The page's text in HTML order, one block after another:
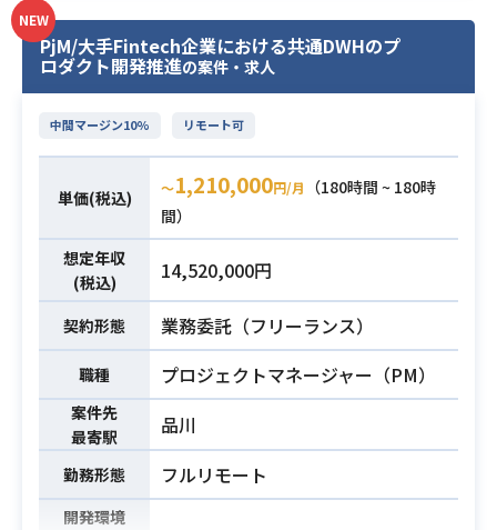
成長を感じながら開発したい方
詳細の情報については面談の際にお
話しさせていただきます！
・ソフトウェアの開発経験（エンジ
・アジャイル開発におけるテスト・Q
A経験
・スマホアプリおよびWebシステム
のテスト経験3年以上
・テスト計画、戦略、設計の経験
・テスト自動化または生成AIを利用
したテスト効率化の経験
業務内容
リにおけるバックエンドエンジニア
を募集いたします！
サービスをさらにグロースしていく
推進していただけるような方を探し
ております。
0→1、1→10の開発において上流か
ら下流まで幅広くご支援いただける
方がマッチいたします。
【お願いしたいこと】
・要件定義、設計、実装、リリー
ス、運用までの全工程をお願いいた
します。
（主業務はGo,GCPを用いた設計、実
装、リリース、運用）
・アジャイル開発手法にて進行（ス
クラムを一部導入）
・バックエンドエンジニアは1チーム
NEW
PjM/大手Fintech企業における共通DWHのプ
ロダクト開発推進の案件・求人
中間マージン10% リモート可
単価(税込) 〜1,210,000円/月
（180時間 ~ 180時
間）
想定年収
(税込)
14,520,000円
契約形態 業務委託（フリーランス）
職種 プロジェクトマネージャー（PM）
案件先
最寄駅
品川
勤務形態 フルリモート
開発環境